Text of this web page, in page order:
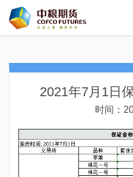
2021年7月1日
时间：